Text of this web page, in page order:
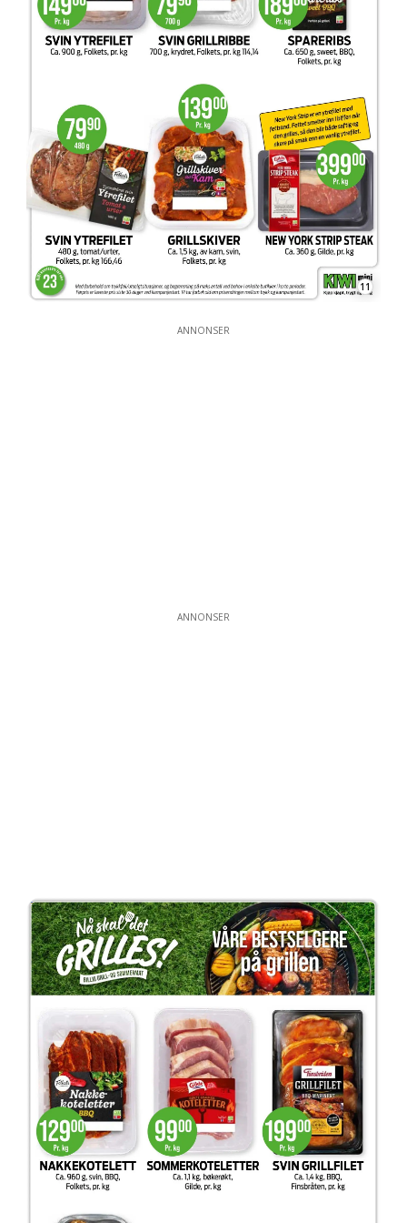
11
ANNONSER
ANNONSER